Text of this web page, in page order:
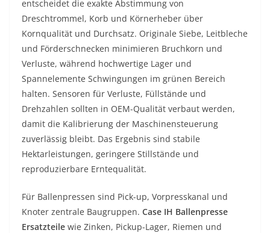
entscheidet die exakte Abstimmung von
Dreschtrommel, Korb und Körnerheber über
Kornqualität und Durchsatz. Originale Siebe, Leitbleche
und Förderschnecken minimieren Bruchkorn und
Verluste, während hochwertige Lager und
Spannelemente Schwingungen im grünen Bereich
halten. Sensoren für Verluste, Füllstände und
Drehzahlen sollten in OEM-Qualität verbaut werden,
damit die Kalibrierung der Maschinensteuerung
zuverlässig bleibt. Das Ergebnis sind stabile
Hektarleistungen, geringere Stillstände und
reproduzierbare Erntequalität.
Für Ballenpressen sind Pick-up, Vorpresskanal und
Knoter zentrale Baugruppen. Case IH Ballenpresse
Ersatzteile wie Zinken, Pickup-Lager, Riemen und